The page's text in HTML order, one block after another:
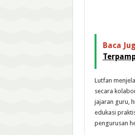
Baca
Lutfan
secara
jajaran guru,
edukasi
pengurusan